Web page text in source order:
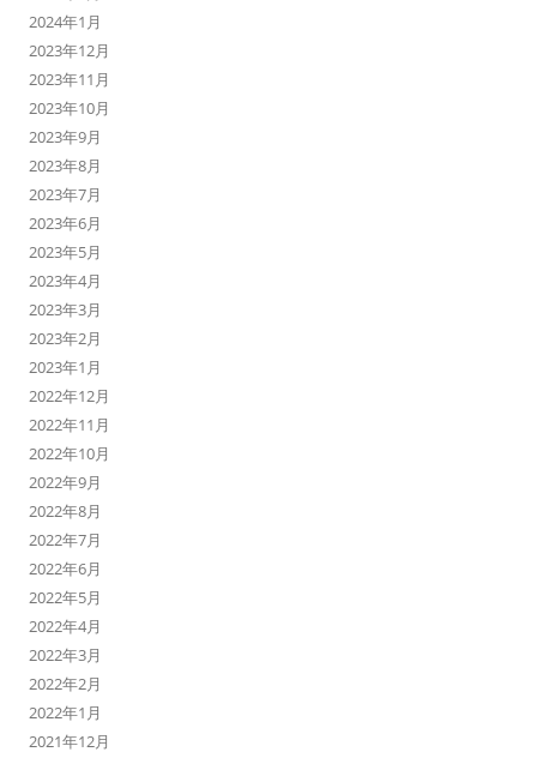
2024年1月
2023年12月
2023年11月
2023年10月
2023年9月
2023年8月
2023年7月
2023年6月
2023年5月
2023年4月
2023年3月
2023年2月
2023年1月
2022年12月
2022年11月
2022年10月
2022年9月
2022年8月
2022年7月
2022年6月
2022年5月
2022年4月
2022年3月
2022年2月
2022年1月
2021年12月